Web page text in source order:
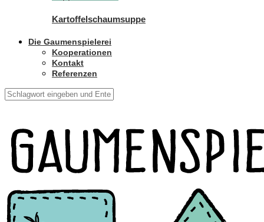
Kartoffelschaumsuppe
Die Gaumenspielerei
Kooperationen
Kontakt
Referenzen